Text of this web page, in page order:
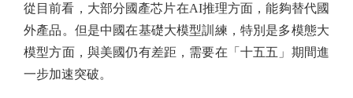
從目前看，大部分國產芯片在AI推理方面，能夠替代國
外產品。但是中國在基礎大模型訓練，特別是多模態大
模型方面，與美國仍有差距，需要在「十五五」期間進
一步加速突破。